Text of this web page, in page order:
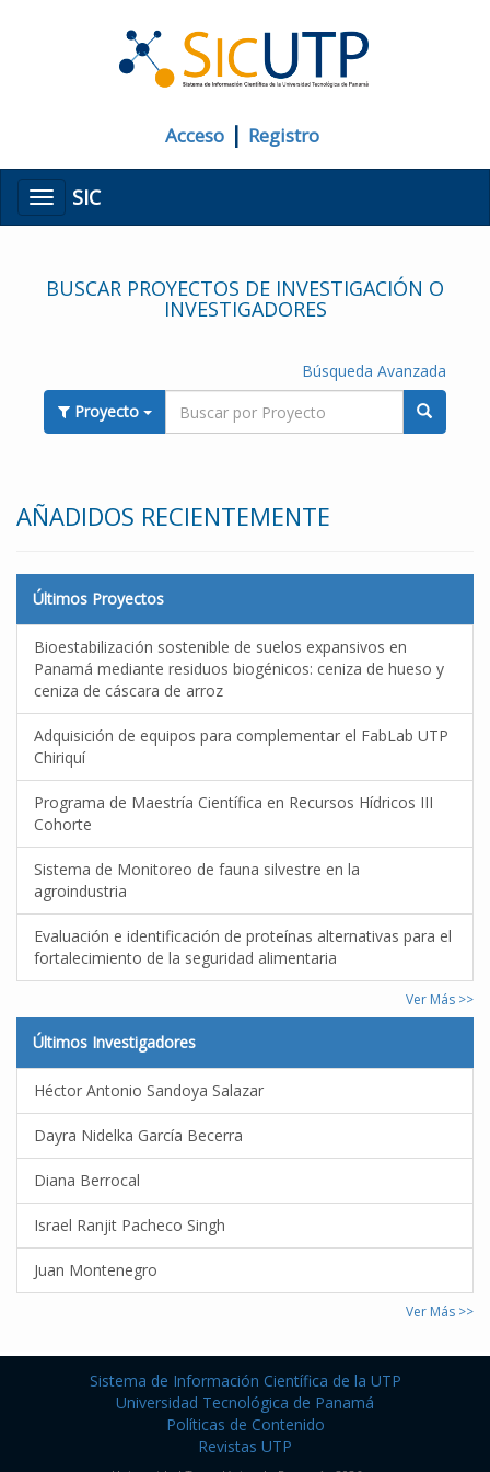
Acceso | Registro
MenúSIC
BUSCAR PROYECTOS DE INVESTIGACIÓN O
INVESTIGADORES
Búsqueda Avanzada
Proyecto
AÑADIDOS RECIENTEMENTE
Últimos Proyectos
Bioestabilización sostenible de suelos expansivos en
Panamá mediante residuos biogénicos: ceniza de hueso y
ceniza de cáscara de arroz
Adquisición de equipos para complementar el FabLab UTP
Chiriquí
Programa de Maestría Científica en Recursos Hídricos III
Cohorte
Sistema de Monitoreo de fauna silvestre en la
agroindustria
Evaluación e identificación de proteínas alternativas para el
fortalecimiento de la seguridad alimentaria
Ver Más >>
Últimos Investigadores
Héctor Antonio Sandoya Salazar
Dayra Nidelka García Becerra
Diana Berrocal
Israel Ranjit Pacheco Singh
Juan Montenegro
Ver Más >>
Sistema de Información Científica de la UTP
Universidad Tecnológica de Panamá
Políticas de Contenido
Revistas UTP